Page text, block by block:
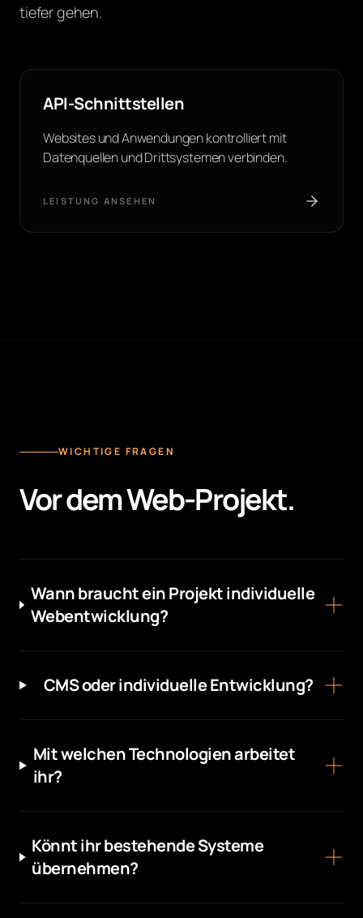
tiefer gehen.
API-Schnittstellen
Websites und Anwendungen kontrolliert mit
Datenquellen und Drittsystemen verbinden.
LEISTUNG ANSEHEN
WICHTIGE FRAGEN
Vor dem Web-Projekt.
Wann braucht ein Projekt individuelle
Webentwicklung?
CMS oder individuelle Entwicklung?
Mit welchen Technologien arbeitet
ihr?
Könnt ihr bestehende Systeme
übernehmen?